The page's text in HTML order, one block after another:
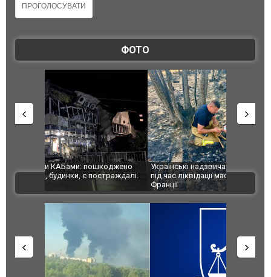
ФОТО
Українські надзвичайники врятували козуленя
під час ліквідації масштабної лісової пожежі у
СБУ за
Болгарії
ВІДЕО